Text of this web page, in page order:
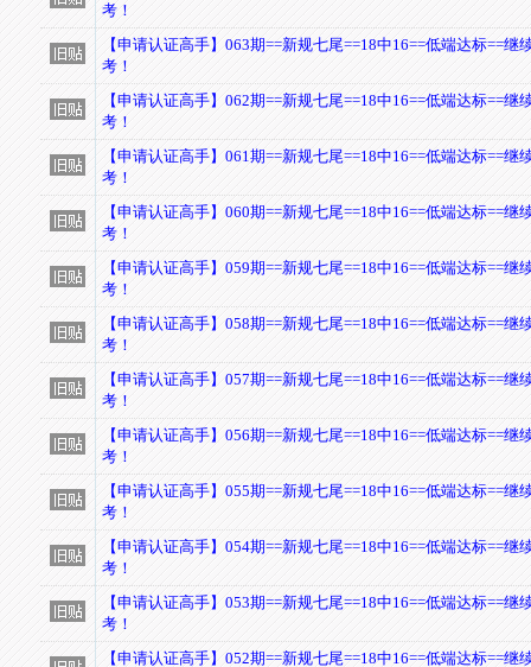
考！
【申请认证高手】063期==新规七尾==18中16==低端达标==继
考！
【申请认证高手】062期==新规七尾==18中16==低端达标==继
考！
【申请认证高手】061期==新规七尾==18中16==低端达标==继
考！
【申请认证高手】060期==新规七尾==18中16==低端达标==继
考！
【申请认证高手】059期==新规七尾==18中16==低端达标==继
考！
【申请认证高手】058期==新规七尾==18中16==低端达标==继
考！
【申请认证高手】057期==新规七尾==18中16==低端达标==继
考！
【申请认证高手】056期==新规七尾==18中16==低端达标==继
考！
【申请认证高手】055期==新规七尾==18中16==低端达标==继
考！
【申请认证高手】054期==新规七尾==18中16==低端达标==继
考！
【申请认证高手】053期==新规七尾==18中16==低端达标==继
考！
【申请认证高手】052期==新规七尾==18中16==低端达标==继